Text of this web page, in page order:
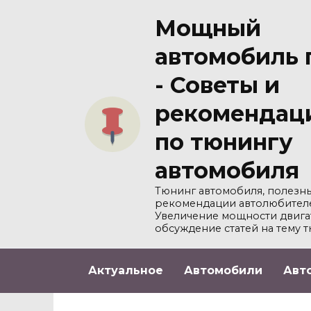
Мощный
автомобиль
- Советы и
по тюнингу
автомобиля
Тюнинг автомобиля,
рекомендации
Увеличение мощности
обсуждение статей на тему
Актуальное Автомобили